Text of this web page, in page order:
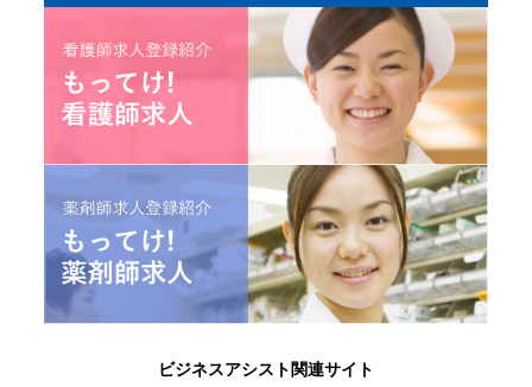
ビジネスアシスト関連サイト